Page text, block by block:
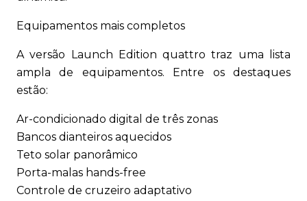
Equipamentos mais completos
A versão Launch Edition quattro traz uma lista
ampla de equipamentos. Entre os destaques
estão:
Ar-condicionado digital de três zonas
Bancos dianteiros aquecidos
Teto solar panorâmico
Porta-malas hands-free
Controle de cruzeiro adaptativo